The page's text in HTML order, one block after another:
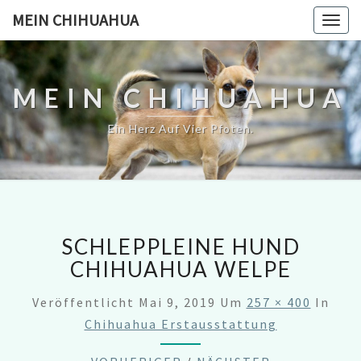
MEIN CHIHUAHUA
MEIN CHIHUAHUA
Ein Herz Auf Vier Pfoten.
SCHLEPPLEINE HUND
CHIHUAHUA WELPE
Veröffentlicht Mai 9, 2019 Um 257 × 400 In
Chihuahua Erstausstattung